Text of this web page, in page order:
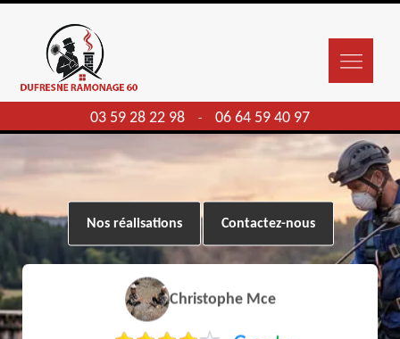
03 59 28 22 98 - 06 64 59 40 97
Nos réalisations Contactez-nous
Christophe Mce